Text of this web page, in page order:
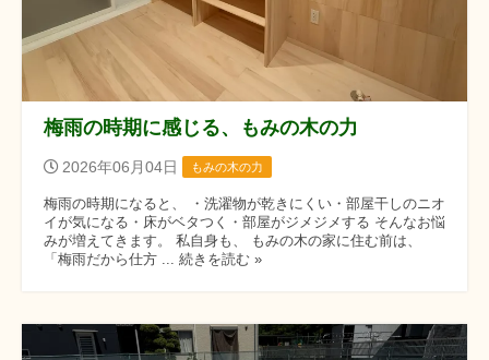
梅雨の時期に感じる、もみの木の力
2026年06月04日 もみの木の力
梅雨の時期になると、 ・洗濯物が乾きにくい・部屋干しのニオ
イが気になる・床がベタつく・部屋がジメジメする そんなお悩
みが増えてきます。 私自身も、 もみの木の家に住む前は、
「梅雨だから仕方 ... 続きを読む »